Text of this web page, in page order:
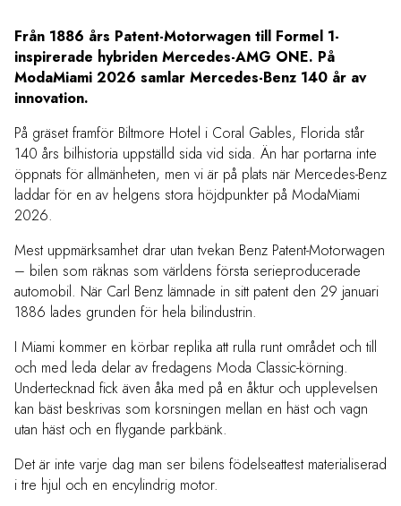
Från 1886 års Patent-Motorwagen till Formel 1-
inspirerade hybriden Mercedes-AMG ONE. På
ModaMiami 2026 samlar Mercedes-Benz 140 år av
innovation.
På gräset framför Biltmore Hotel i Coral Gables, Florida står
140 års bilhistoria uppställd sida vid sida. Än har portarna inte
öppnats för allmänheten, men vi är på plats när Mercedes-Benz
laddar för en av helgens stora höjdpunkter på ModaMiami
2026.
Mest uppmärksamhet drar utan tvekan Benz Patent-Motorwagen
– bilen som räknas som världens första serieproducerade
automobil. När Carl Benz lämnade in sitt patent den 29 januari
1886 lades grunden för hela bilindustrin.
I Miami kommer en körbar replika att rulla runt området och till
och med leda delar av fredagens Moda Classic-körning.
Undertecknad fick även åka med på en åktur och upplevelsen
kan bäst beskrivas som korsningen mellan en häst och vagn
utan häst och en flygande parkbänk.
Det är inte varje dag man ser bilens födelseattest materialiserad
i tre hjul och en encylindrig motor.